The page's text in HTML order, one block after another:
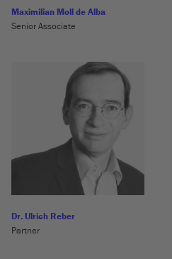
Maximilian Moll de Alba
Senior Associate
Dr. Ulrich Reber
Partner